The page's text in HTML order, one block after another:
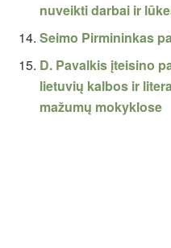
nuveikti darbai ir
Seimo Pirmininkas
D. Pavalkis įteisino
lietuvių kalbos ir
mažumų mokyklose